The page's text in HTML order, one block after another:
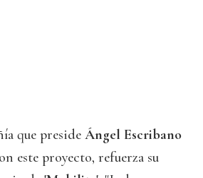
que preside Ángel Escribano
este proyecto, refuerza su